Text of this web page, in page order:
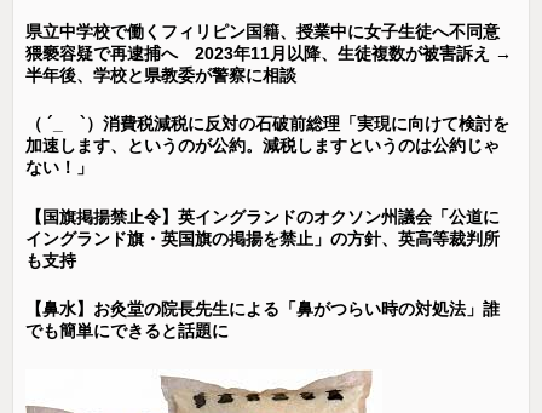
県立中学校で働くフィリピン国籍、授業中に女子生徒へ不同意
猥褻容疑で再逮捕へ 2023年11月以降、生徒複数が被害訴え →
半年後、学校と県教委が警察に相談
（ ´_ゝ`）消費税減税に反対の石破前総理「実現に向けて検討を
加速します、というのが公約。減税しますというのは公約じゃ
ない！」
【国旗掲揚禁止令】英イングランドのオクソン州議会「公道に
イングランド旗・英国旗の掲揚を禁止」の方針、英高等裁判所
も支持
【鼻水】お灸堂の院長先生による「鼻がつらい時の対処法」誰
でも簡単にできると話題に